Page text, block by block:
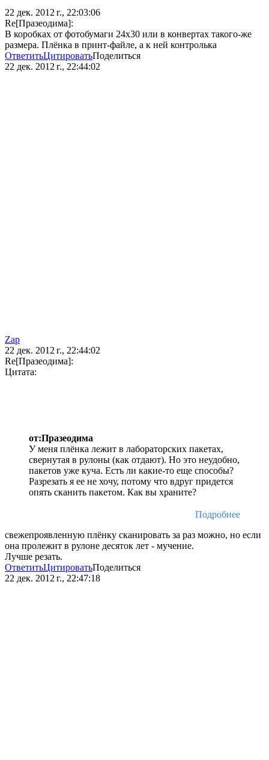
22 дек. 2012 г., 22:03:06
Re[Празеодима]:
В коробках от фотобумаги 24х30 или в конвертах такого-же
размера. Плёнка в принт-файле, а к ней контролька
ОтветитьЦитироватьПоделиться
22 дек. 2012 г., 22:44:02
Zap
22 дек. 2012 г., 22:44:02
Re[Празеодима]:
Цитата:
от:Празеодима
У меня плёнка лежит в лабораторских пакетах,
свернутая в рулоны (как отдают). Но это неудобно,
пакетов уже куча. Есть ли какие-то еще способы?
Разрезать я ее не хочу, потому что вдруг придется
опять сканить пакетом. Как вы храните?
Подробнее
свежепроявленную плёнку сканировать за раз можно, но если
она пролежит в рулоне десяток лет - мучение.
Лучше резать.
ОтветитьЦитироватьПоделиться
22 дек. 2012 г., 22:47:18